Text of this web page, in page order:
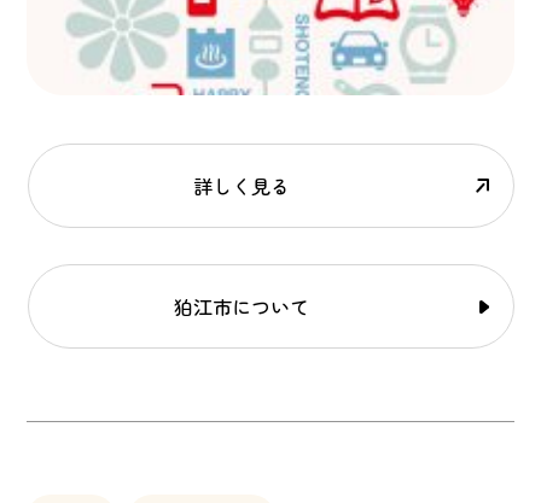
詳しく見る
狛江市について